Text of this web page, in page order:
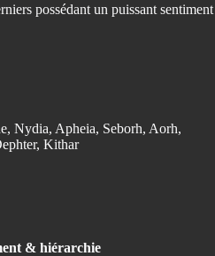
possédant un puissant sentiment
Nydia, Apheia, Seborh, Aorh,
Kithar
& hiérarchie